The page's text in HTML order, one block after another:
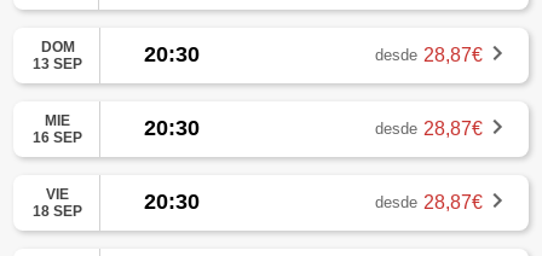
DOM
13 SEP
20:30 desde 28,87€
MIE
16 SEP
20:30 desde 28,87€
VIE
18 SEP
20:30 desde 28,87€